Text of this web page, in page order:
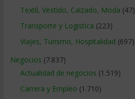
Textil, Vestido, Calzado, Moda (47)
Transporte y Logistica (223)
Viajes, Turismo, Hospitalidad (697)
Negocios (7.837)
Actualidad de negocios (1.519)
Carrera y Empleo (1.710)